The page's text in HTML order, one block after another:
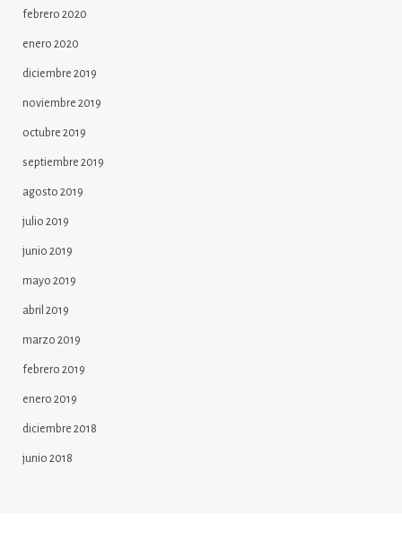
febrero 2020
enero 2020
diciembre 2019
noviembre 2019
octubre 2019
septiembre 2019
agosto 2019
julio 2019
junio 2019
mayo 2019
abril 2019
marzo 2019
febrero 2019
enero 2019
diciembre 2018
junio 2018